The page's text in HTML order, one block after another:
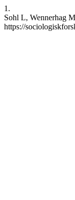
1.
Sohl L, Wennerhag
https://